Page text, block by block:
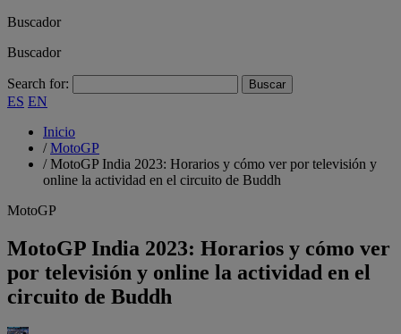
Buscador
Buscador
Search for:
ES EN
Inicio
/MotoGP
/MotoGP India 2023: Horarios y cómo ver por televisión y
online la actividad en el circuito de Buddh
MotoGP
MotoGP India 2023: Horarios y cómo ver
por televisión y online la actividad en el
circuito de Buddh